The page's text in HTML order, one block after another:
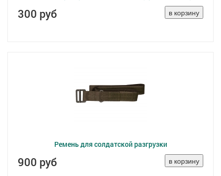
300 руб
Ремень для солдатской разгрузки
900 руб